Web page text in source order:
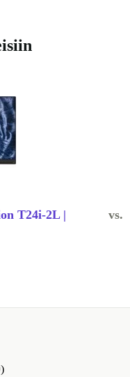
T24i-2L |
vs.